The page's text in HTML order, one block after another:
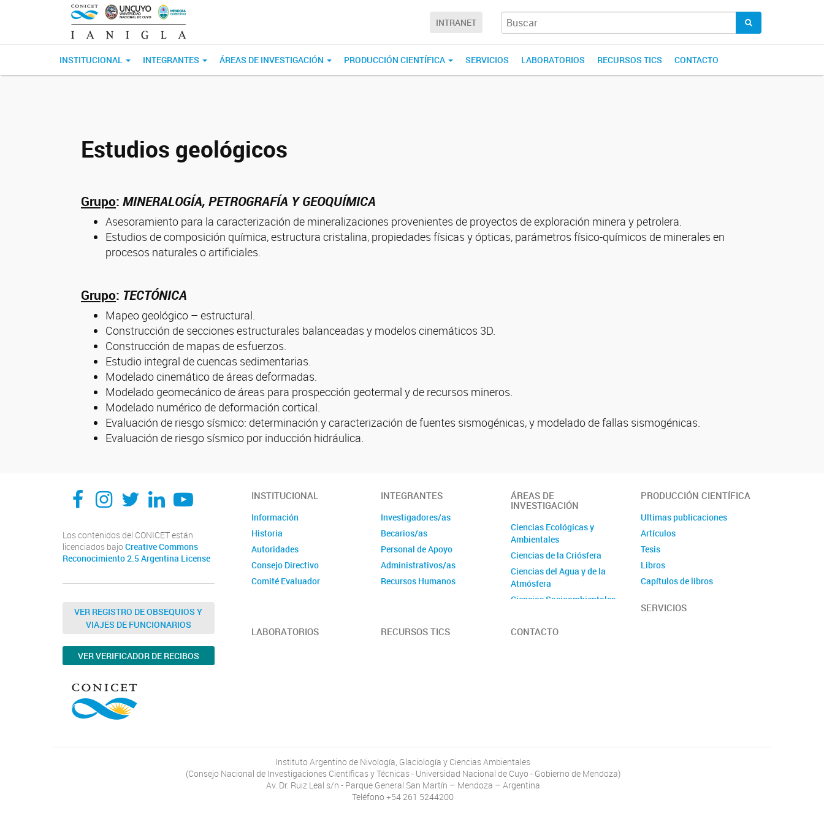
INTRANET
INSTITUCIONAL INTEGRANTES ÁREAS DE INVESTIGACIÓN PRODUCCIÓN CIENTÍFICA SERVICIOS LABORATORIOS RECURSOS TICS CONTACTO
Estudios geológicos
Grupo: MINERALOGÍA, PETROGRAFÍA Y GEOQUÍMICA
Asesoramiento para la caracterización de mineralizaciones provenientes de proyectos de exploración minera y petrolera.
Estudios de composición química, estructura cristalina, propiedades físicas y ópticas, parámetros físico-químicos de minerales en
procesos naturales o artificiales.
Grupo: TECTÓNICA
Mapeo geológico – estructural.
Construcción de secciones estructurales balanceadas y modelos cinemáticos 3D.
Construcción de mapas de esfuerzos.
Estudio integral de cuencas sedimentarias.
Modelado cinemático de áreas deformadas.
Modelado geomecánico de áreas para prospección geotermal y de recursos mineros.
Modelado numérico de deformación cortical.
Evaluación de riesgo sísmico: determinación y caracterización de fuentes sismogénicas, y modelado de fallas sismogénicas.
Evaluación de riesgo sísmico por inducción hidráulica.
Facebook
Instagram
Twitter
Linkedin
Youtube
Los contenidos del CONICET están
licenciados bajo Creative Commons
Reconocimiento 2.5 Argentina License
VER REGISTRO DE OBSEQUIOS Y
VIAJES DE FUNCIONARIOS
VER VERIFICADOR DE RECIBOS
INSTITUCIONAL
Información
Historia
Autoridades
Consejo Directivo
Comité Evaluador
INTEGRANTES
Investigadores/as
Becarios/as
Personal de Apoyo
Administrativos/as
Recursos Humanos
ÁREAS DE
INVESTIGACIÓN
Ciencias Ecológicas y
Ambientales
Ciencias de la Criósfera
Ciencias del Agua y de la
Atmósfera
Ciencias Socioambientales
Ciencias Geológicas
PRODUCCIÓN CIENTÍFICA
Ultimas publicaciones
Artículos
Tesis
Libros
Capítulos de libros
Repositorio de
SERVICIOS
LABORATORIOS
RECURSOS TICS CONTACTO
Instituto Argentino de Nivología, Glaciología y Ciencias Ambientales
(Consejo Nacional de Investigaciones Científicas y Técnicas - Universidad Nacional de Cuyo - Gobierno de Mendoza)
Av. Dr. Ruiz Leal s/n - Parque General San Martín – Mendoza – Argentina
Teléfono +54 261 5244200